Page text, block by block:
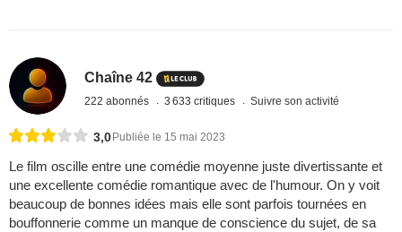
Chaîne 42
222 abonnés 3 633 critiques Suivre son activité
3,0 Publiée le 15 mai 2023
Le film oscille entre une comédie moyenne juste divertissante et
une excellente comédie romantique avec de l'humour. On y voit
beaucoup de bonnes idées mais elle sont parfois tournées en
bouffonnerie comme un manque de conscience du sujet, de sa